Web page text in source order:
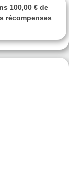
100,00 € de
récompenses